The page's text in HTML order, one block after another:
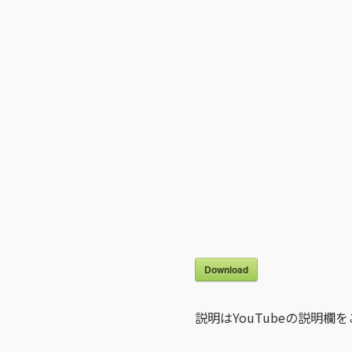
Download
説明はYouTubeの説明欄を